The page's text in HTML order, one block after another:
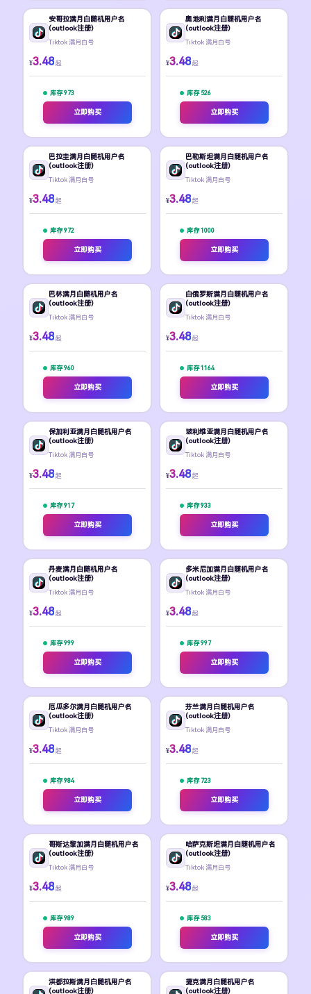
安哥拉满月白随机用户名
(outlook注册)
Tiktok 满月白号
¥3.48 起
库存 973
立即购买
奥地利满月白随机用户名
(outlook注册)
Tiktok 满月白号
¥3.48 起
库存 526
立即购买
巴拉圭满月白随机用户名
(outlook注册)
Tiktok 满月白号
¥3.48 起
库存 972
立即购买
巴勒斯坦满月白随机用户名
(outlook注册)
Tiktok 满月白号
¥3.48 起
库存 1000
立即购买
巴林满月白随机用户名
(outlook注册)
Tiktok 满月白号
¥3.48 起
库存 960
立即购买
白俄罗斯满月白随机用户名
(outlook注册)
Tiktok 满月白号
¥3.48 起
库存 1164
立即购买
保加利亚满月白随机用户名
(outlook注册)
Tiktok 满月白号
¥3.48 起
库存 917
立即购买
玻利维亚满月白随机用户名
(outlook注册)
Tiktok 满月白号
¥3.48 起
库存 933
立即购买
丹麦满月白随机用户名
(outlook注册)
Tiktok 满月白号
¥3.48 起
库存 999
立即购买
多米尼加满月白随机用户名
(outlook注册)
Tiktok 满月白号
¥3.48 起
库存 997
立即购买
厄瓜多尔满月白随机用户名
(outlook注册)
Tiktok 满月白号
¥3.48 起
库存 984
立即购买
芬兰满月白随机用户名
(outlook注册)
Tiktok 满月白号
¥3.48 起
库存 723
立即购买
哥斯达黎加满月白随机用户名
(outlook注册)
Tiktok 满月白号
¥3.48 起
库存 989
立即购买
哈萨克斯坦满月白随机用户名
(outlook注册)
Tiktok 满月白号
¥3.48 起
库存 583
立即购买
洪都拉斯满月白随机用户名
(outlook注册)
捷克满月白随机用户名
(outlook注册)